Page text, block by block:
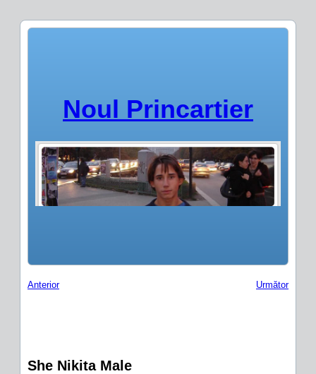
Noul Princartier
Anterior Următor
She Nikita Male